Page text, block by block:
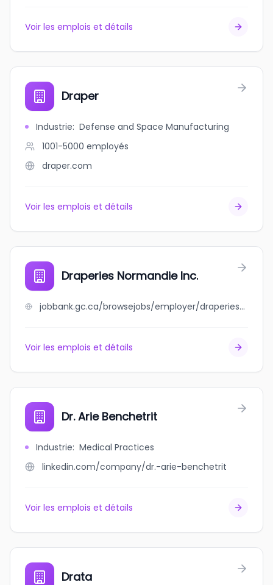
Voir les emplois et détails
Draper
Industrie: Defense and Space Manufacturing
1001-5000 employés
draper.com
Voir les emplois et détails
Draperies Normandie Inc.
jobbank.gc.ca/browsejobs/employer/draperies+normandie+inc./ca
Voir les emplois et détails
Dr. Arie Benchetrit
Industrie: Medical Practices
linkedin.com/company/dr.-arie-benchetrit
Voir les emplois et détails
Drata